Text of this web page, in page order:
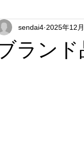
ランド
sendai4 2025年12